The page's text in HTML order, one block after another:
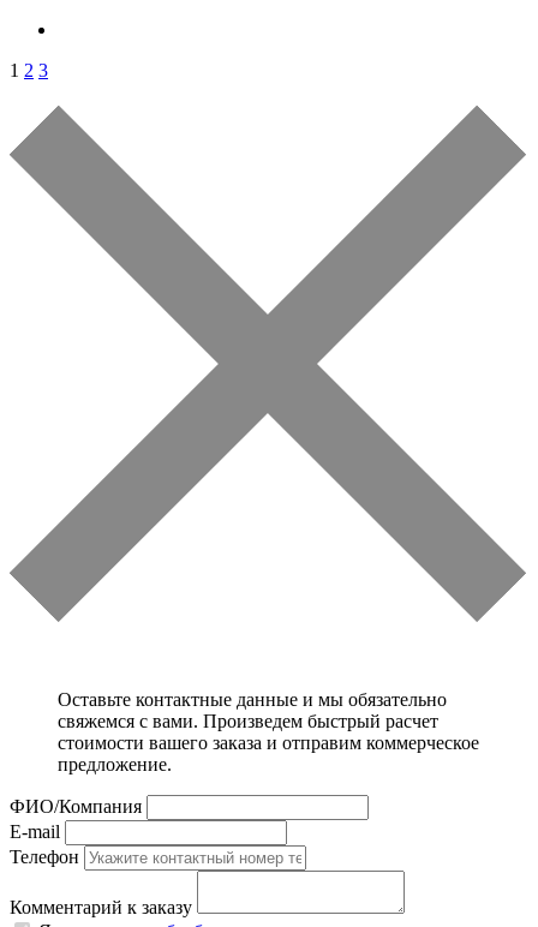
1 2 3
Оставьте контактные данные и мы обязательно
свяжемся с вами. Произведем быстрый расчет
стоимости вашего заказа и отправим коммерческое
предложение.
ФИО/Компания
E-mail
Телефон
Комментарий к заказу